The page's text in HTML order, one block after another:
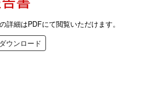
詳細はPDFにて閲覧いただけます。
ウンロード